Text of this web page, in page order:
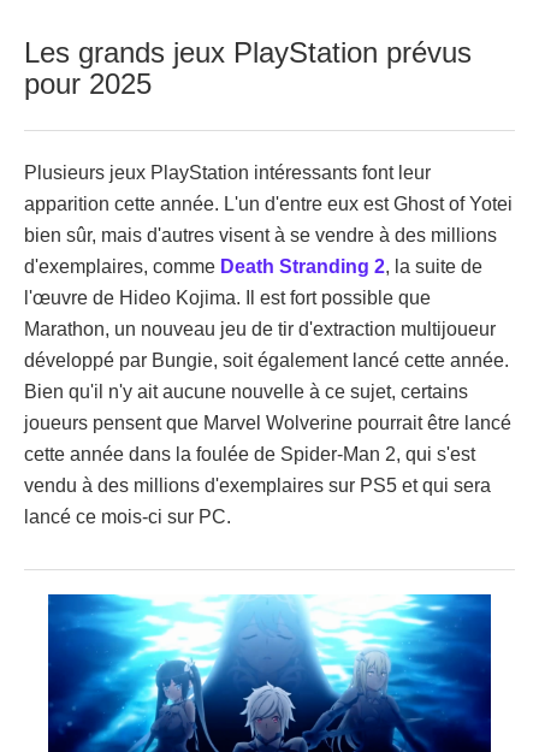
Les grands jeux PlayStation prévus
pour 2025
Plusieurs jeux PlayStation intéressants font leur
apparition cette année. L'un d'entre eux est Ghost of Yotei
bien sûr, mais d'autres visent à se vendre à des millions
d'exemplaires, comme Death Stranding 2, la suite de
l'œuvre de Hideo Kojima. Il est fort possible que
Marathon, un nouveau jeu de tir d'extraction multijoueur
développé par Bungie, soit également lancé cette année.
Bien qu'il n'y ait aucune nouvelle à ce sujet, certains
joueurs pensent que Marvel Wolverine pourrait être lancé
cette année dans la foulée de Spider-Man 2, qui s'est
vendu à des millions d'exemplaires sur PS5 et qui sera
lancé ce mois-ci sur PC.